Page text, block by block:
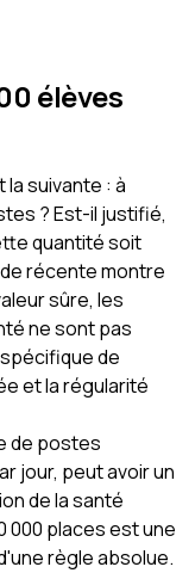
élèves
suivante : à
? Est-il justifié,
quantité soit
récente montre
sûre, les
ne sont pas
de
et la régularité
de postes
jour, peut avoir un
de la santé
000 places est une
règle absolue.